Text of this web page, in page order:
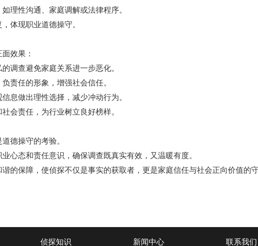
性沟通、家庭调解或法律程序。
体现职业道德操守。
效果：
的调查避免家庭关系进一步恶化。
责任的形象，增强社会信任。
息做出理性选择，减少冲动行为。
会责任，为行业树立良好榜样。
德操守的考验。
态和责任意识，确保调查既真实有效，又温暖有度。
保障，使侦探不仅是事实的获取者，更是家庭信任与社会正向价值的守
侦探知识 新闻中心 联系我们